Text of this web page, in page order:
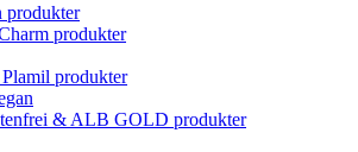
produkter
produkter
produkter
& ALB GOLD produkter